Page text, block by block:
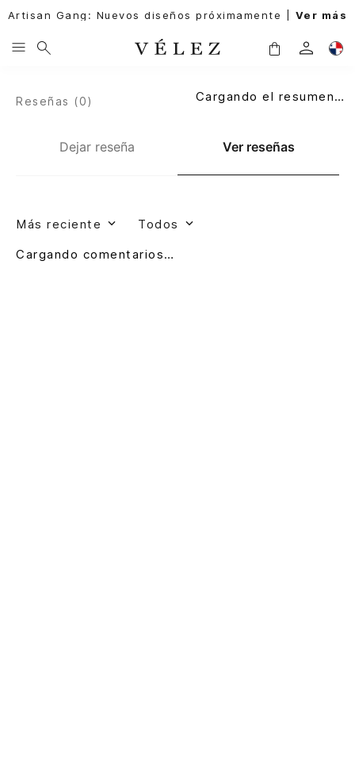
Artisan Gang: Nuevos diseños próximamente | Ver más
Dejar reseña Ver reseñas
Reseñas (0) Cargando el resumen…
Más reciente Todos
Cargando comentarios…